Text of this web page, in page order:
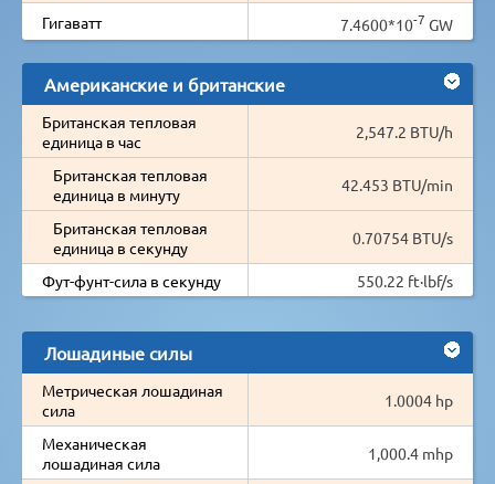
Гигаватт
7.4600*10-7 GW
Американские и британские
Британская тепловая
единица в час
2,547.2 BTU/h
Британская тепловая
единица в минуту
42.453 BTU/min
Британская тепловая
единица в секунду
0.70754 BTU/s
Фут-фунт-сила в секунду 550.22 ft·lbf/s
Лошадиные силы
Метрическая лошадиная
сила
1.0004 hp
Механическая
лошадиная сила
1,000.4 mhp